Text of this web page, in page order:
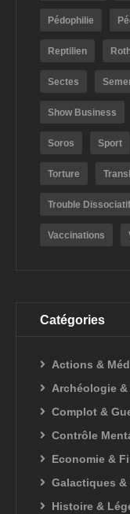
Pédophilie
Reptilien
Sectes
Show Business
Soros Sport
Torture
Trouble
Vaccinations
Catégories
Actions &
Archéologie
Complot &
Contrôle
Economie &
Galactiques &
Histoire &